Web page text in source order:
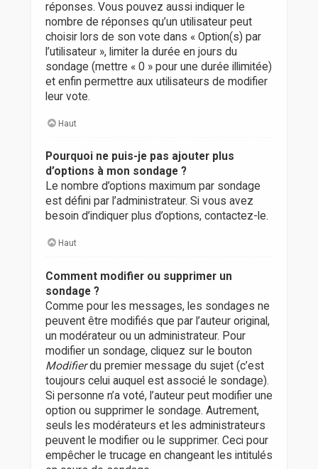
réponses. Vous pouvez aussi indiquer le
nombre de réponses qu’un utilisateur peut
choisir lors de son vote dans « Option(s) par
l’utilisateur », limiter la durée en jours du
sondage (mettre « 0 » pour une durée illimitée)
et enfin permettre aux utilisateurs de modifier
leur vote.
Haut
Pourquoi ne puis-je pas ajouter plus
d’options à mon sondage ?
Le nombre d’options maximum par sondage
est défini par l’administrateur. Si vous avez
besoin d’indiquer plus d’options, contactez-le.
Haut
Comment modifier ou supprimer un
sondage ?
Comme pour les messages, les sondages ne
peuvent être modifiés que par l’auteur original,
un modérateur ou un administrateur. Pour
modifier un sondage, cliquez sur le bouton
Modifierdu premier message du sujet (c’est
toujours celui auquel est associé le sondage).
Si personne n’a voté, l’auteur peut modifier une
option ou supprimer le sondage. Autrement,
seuls les modérateurs et les administrateurs
peuvent le modifier ou le supprimer. Ceci pour
empêcher le trucage en changeant les intitulés